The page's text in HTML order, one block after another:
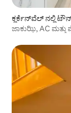
ಕ್ಲರ್ಕೆನ್‌ವೆಲ್ ನಲ್ಲಿ
ಜಾಕುಝಿ, AC ಮತ್ತು